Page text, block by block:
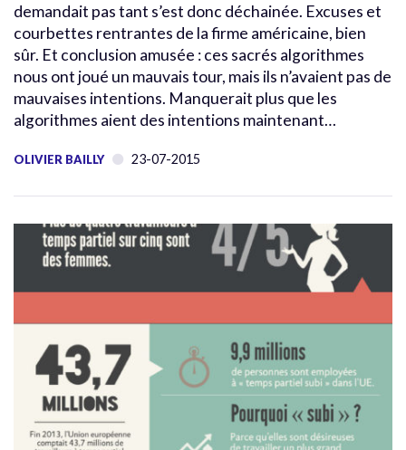
demandait pas tant s’est donc déchainée. Excuses et
courbettes rentrantes de la firme américaine, bien
sûr. Et conclusion amusée : ces sacrés algorithmes
nous ont joué un mauvais tour, mais ils n’avaient pas de
mauvaises intentions. Manquerait plus que les
algorithmes aient des intentions maintenant…
OLIVIER BAILLY 23-07-2015